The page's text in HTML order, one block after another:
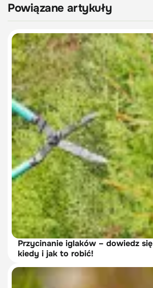
Powiązane artykuły
Przycinanie iglaków – dowiedz się
kiedy i jak to robić!